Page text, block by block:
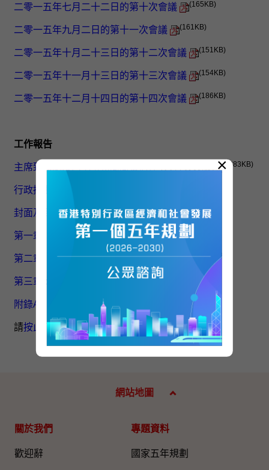
二零一五年七月二十二日的第十次會議 (165KB)
二零一五年九月二日的第十一次會議 (161KB)
二零一五年十月二十三日的第十二次會議 (151KB)
二零一五年十一月十三日的第十三次會議 (154KB)
二零一五年十二月十四日的第十四次會議 (186KB)
工作報告
主席致政制及內地事務局局長信件 (883KB)
行政摘要
封面及目錄 (340KB)
第一章：序言 (444KB)
第二章：檢視實況、蒐集資料和收集意見 (716KB)
第三章 : 審研結果及建議 (502KB)
附錄A - H
請按此 下載整份報告 (4.52MB)
網站地圖
關於我們
歡迎辭
專題資料
國家五年規劃
×